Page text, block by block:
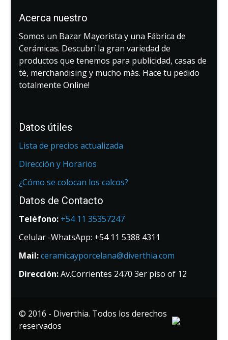
Acerca nuestro
Somos un Bazar Mayorista y una Fábrica de
Cerámicas. Descubrí la gran variedad de
productos que tenemos para publicidad, casas de
té, merchandising y mucho más. Hace tu pedido
totalmente Online!
Datos útiles
Lista de precios actualizada
Dirección y Horarios
¿Cómo se colocan los calcos?
Datos de Contacto
Teléfono: +54 11 35357247
Celular -WhatsApp: +54 11 5388 4311
Mail:ceramicayporcelana@diverthia.com
Dirección:Av.Corrientes 2470 3er piso of 12
© 2016 - Diverthia. Todos los derechos
reservados